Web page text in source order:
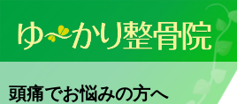
頭痛でお悩みの方へ